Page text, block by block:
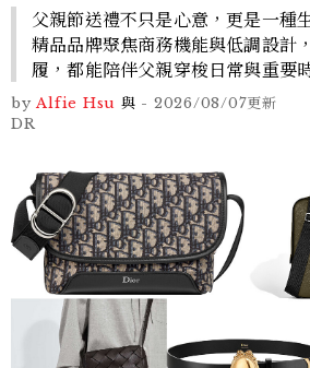
父親節送禮不只是心意，更是一種
精品品牌聚焦商務機能與低調設計
履，都能陪伴父親穿梭日常與重要
by Alfie Hsu 與 - 2026/08/07更新
DR